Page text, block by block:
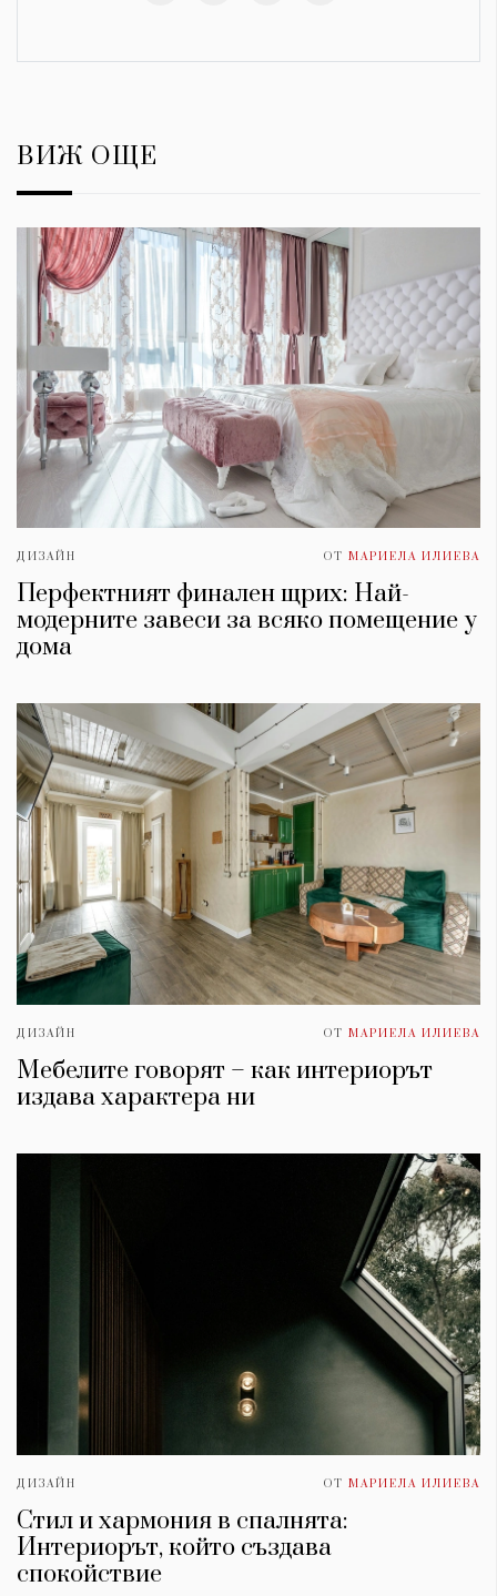
ВИЖ ОЩЕ
ДИЗАЙН ОТ МАРИЕЛА ИЛИЕВА
Перфектният финален щрих: Най-
модерните завеси за всяко помещение у
дома
ДИЗАЙН ОТ МАРИЕЛА ИЛИЕВА
Мебелите говорят – как интериорът
издава характера ни
ДИЗАЙН ОТ МАРИЕЛА ИЛИЕВА
Стил и хармония в спалнята:
Интериорът, който създава
спокойствие